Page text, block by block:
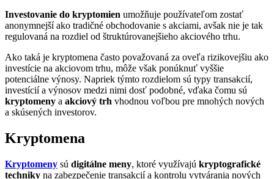
Investovanie do kryptomien umožňuje používateľom zostať
anonymnejší ako tradičné obchodovanie s akciami, avšak nie je tak
regulovaná na rozdiel od štruktúrovanejšieho akciového trhu.
Ako taká je kryptomena často považovaná za oveľa rizikovejšiu ako
investície na akciovom trhu, môže však ponúknuť vyššie
potenciálne výnosy. Napriek týmto rozdielom sú typy transakcií,
investícií a výnosov medzi nimi dosť podobné, vďaka čomu sú
kryptomeny a akciový trh vhodnou voľbou pre mnohých nových
a skúsených investorov.
Kryptomena
Kryptomeny sú digitálne meny, ktoré využívajú kryptografické
techniky na zabezpečenie transakcií a kontrolu vytvárania nových